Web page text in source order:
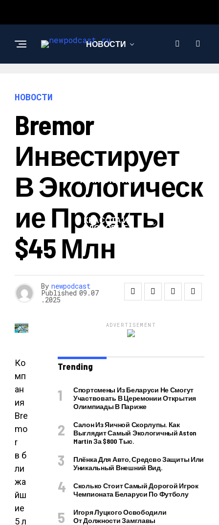
НОВОСТИ
ТЕХНОЛОГИИ
КРАСОТА И
ЗДОРОВЬЕ
НОВОСТИ
Bremor
Инвестирует
В Экологическ
Ие Проекты
$45 Млн
By newpodcast
Published 09.07
.2025
Ко
мп
ан
ия
Bre
mo
r
в б
ли
жа
йш
ие
5 л
ADVERTISEMENT
Trending
Спортсмены Из Беларуси Не Смогут
Участвовать В Церемонии Открытия
Олимпиады В Париже
Салон Из Яичной Скорлупы. Как
Выглядит Самый Экологичный Aston
Martin За $800 Тыс.
Плёнка Для Авто, Средсво Защиты Или
Уникальный Внешний Вид.
Сколько Стоит Самый Дорогой Игрок
Чемпионата Беларуси По Футболу
Игоря Луцкого Освободили
От Должности Замглавы